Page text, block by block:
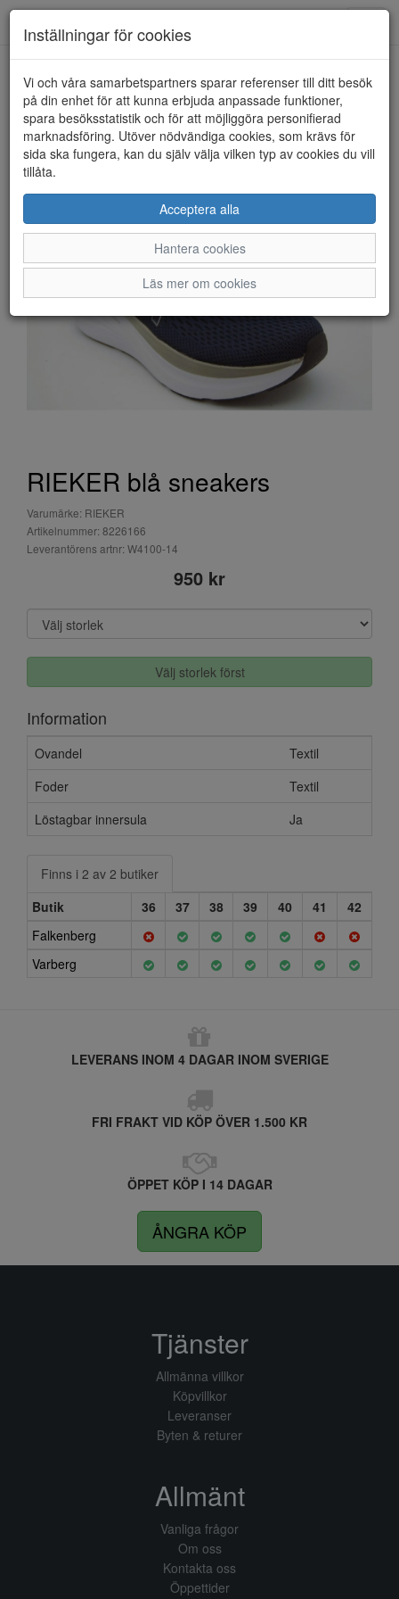
HEM RIEKER
RIEKER blå sneakers
Varumärke: RIEKER
Artikelnummer: 8226166
Leverantörens artnr: W4100-14
950 kr
Välj storlek först
Information
Ovandel
Textil
Foder
Textil
Löstagbar innersula
Ja
Finns i 2 av 2 butiker
Butik
36 37 38 39 40 41
42
Falkenberg
Varberg
LEVERANS INOM 4 DAGAR INOM SVERIGE
FRI FRAKT VID KÖP ÖVER 1.500 KR
ÖPPET KÖP I 14 DAGAR
ÅNGRA KÖP
Inställningar för cookies
Vi och våra samarbetspartners sparar referenser till ditt besök
på din enhet för att kunna erbjuda anpassade funktioner,
spara besöksstatistik och för att möjliggöra personifierad
marknadsföring. Utöver nödvändiga cookies, som krävs för
sida ska fungera, kan du själv välja vilken typ av cookies du vill
tillåta.
Acceptera alla
Hantera cookies
Läs mer om cookies
Tjänster
Allmänna villkor
Köpvillkor
Leveranser
Byten & returer
Allmänt
Vanliga frågor
Om oss
Kontakta oss
Öppettider